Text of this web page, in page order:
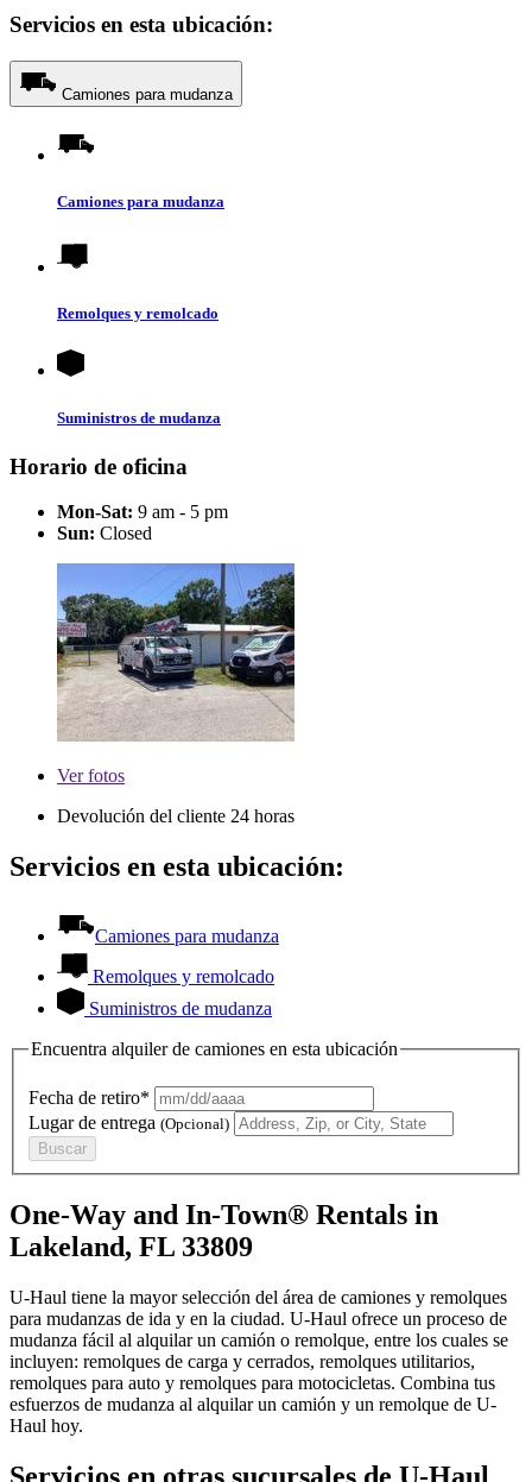
Servicios en esta ubicación:
Camiones para mudanza
Camiones para mudanza
Remolques y remolcado
Suministros de mudanza
Horario de oficina
Mon-Sat: 9 am - 5 pm
Sun: Closed
Verfotos
Devolución del cliente 24 horas
Servicios en esta ubicación:
Camiones para mudanza
Remolques y remolcado
Suministros de mudanza
Encuentra alquiler de camiones en esta ubicación
Fecha de retiro*
Lugar de entrega (Opcional)
Buscar
One-Way and In-Town® Rentals in
Lakeland, FL 33809
U-Haul tiene la mayor selección del área de camiones y remolques
para mudanzas de ida y en la ciudad. U-Haul ofrece un proceso de
mudanza fácil al alquilar un camión o remolque, entre los cuales se
incluyen: remolques de carga y cerrados, remolques utilitarios,
remolques para auto y remolques para motocicletas. Combina tus
esfuerzos de mudanza al alquilar un camión y un remolque de U-
Haul hoy.
Servicios en otras sucursales de U-Haul